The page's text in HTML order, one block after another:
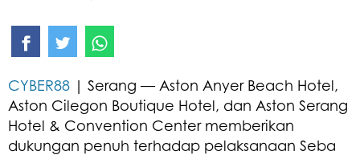
CYBER88 | Serang — Aston Anyer Beach Hotel,
Aston Cilegon Boutique Hotel, dan Aston Serang
Hotel & Convention Center memberikan
dukungan penuh terhadap pelaksanaan Seba